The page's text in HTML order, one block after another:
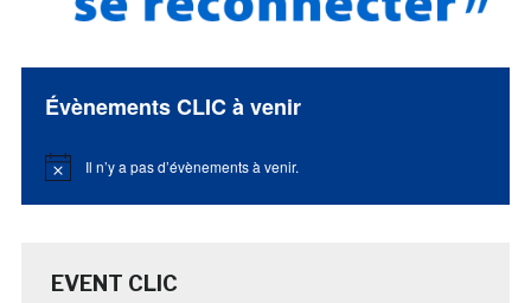
Évènements CLIC à venir
Notice Il n’y a pas d’évènements à venir.
EVENT CLIC